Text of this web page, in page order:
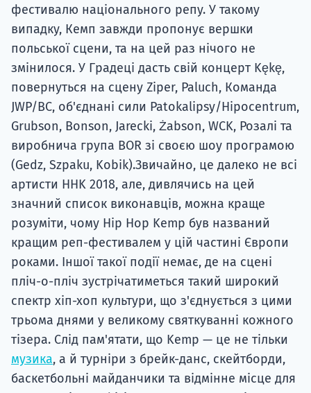
фестивалю національного репу. У такому
випадку, Кемп завжди пропонує вершки
польської сцени, та на цей раз нічого не
змінилося. У Градеці дасть свій концерт Kękę,
повернуться на сцену Ziper, Paluch, Команда
JWP/BC, об'єднані сили Patokalipsy/Hipocentrum,
Grubson, Bonson, Jarecki, Żabson, WCK, Розалі та
виробнича група BOR зі своєю шоу програмою
(Gedz, Szpaku, Kobik).Звичайно, це далеко не всі
артисти HHK 2018, але, дивлячись на цей
значний список виконавців, можна краще
розуміти, чому Hip Hop Kemp був названий
кращим реп-фестивалем у цій частині Європи
роками. Іншої такої події немає, де на сцені
пліч-о-пліч зустрічатиметься такий широкий
спектр хіп-хоп культури, що з'єднується з цими
трьома днями у великому святкуванні кожного
тізера. Слід пам'ятати, що Kemp — це не тільки
музика, а й турніри з брейк-данс, скейтборди,
баскетбольні майданчики та відмінне місце для